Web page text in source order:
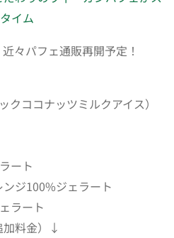
イム
近々パフェ通販再開予定！
クココナッツミルクアイス）
ート
ジ100%ジェラート
ラート
加料金）↓